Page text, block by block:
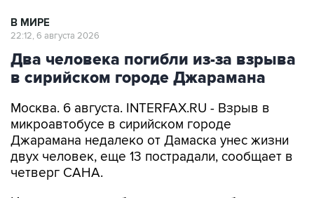
В МИРЕ
22:12, 6 августа 2026
Два человека погибли из-за взрыва
в сирийском городе Джарамана
Москва. 6 августа. INTERFAX.RU - Взрыв в
микроавтобусе в сирийском городе
Джарамана недалеко от Дамаска унес жизни
двух человек, еще 13 пострадали, сообщает в
четверг САНА.